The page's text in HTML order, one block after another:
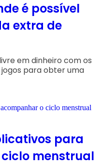
é possível
extra de
em dinheiro com os
para obter uma
para
menstrual